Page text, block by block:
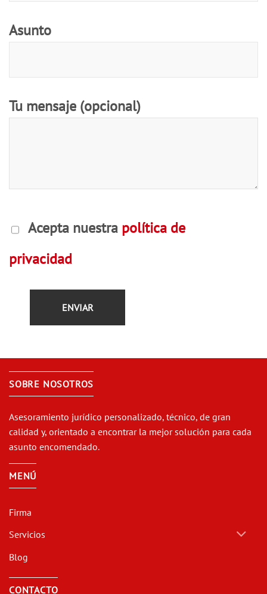
Asunto
Tu mensaje (opcional)
Por favor, deja este campo vacío.
Acepta nuestra política de
privacidad
SOBRE NOSOTROS
Asesoramiento jurídico personalizado, técnico, de gran
calidad y, orientado a encontrar la mejor solución para cada
asunto encomendado.
MENÚ
Firma
Servicios
Blog
CONTACTO